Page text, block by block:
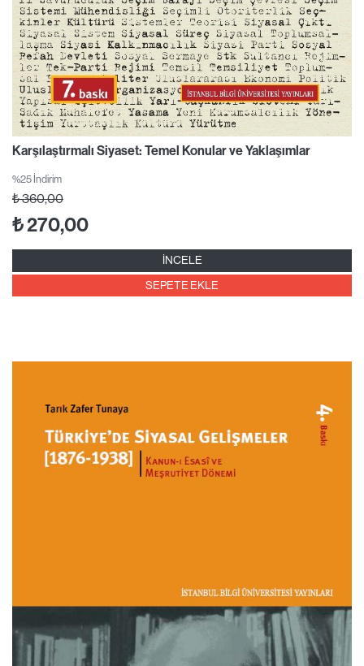
Karşılaştırmalı Siyaset: Temel Konular ve Yaklaşımlar
%25 İndirim
₺360,00
₺270,00
İNCELE
SEPETE EKLE